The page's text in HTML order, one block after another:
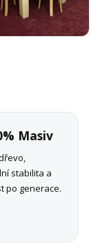
Masiv
stabilita a
po generace.